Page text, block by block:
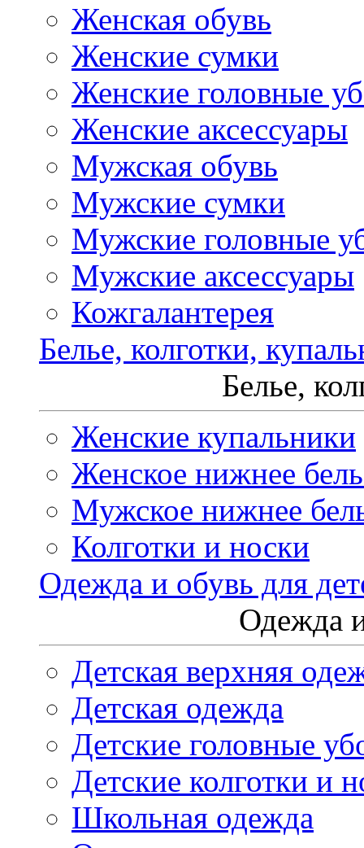
Женская обувь
Женские сумки
Женские головные
Женские аксессуары
Мужская обувь
Мужские сумки
Мужские головные
Мужские аксессуары
Кожгалантерея
Белье, колготки,
Белье,
Женские купальники
Женское нижнее
Мужское нижнее
Колготки и носки
Одежда и обувь для
Одежда
Детская верхняя
Детская одежда
Детские головные
Детские колготки и
Школьная одежда